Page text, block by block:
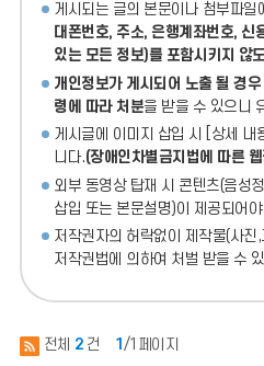
게시되는 글의 본문이나 첨부파일
대폰번호, 주소, 은행계좌번호, 신
있는 모든 정보)를 포함시키지 않
개인정보가 게시되어 노출 될 경
령에 따라 처분을 받을 수 있으니
게시글에 이미지 삽입 시 [상세 내
니다.(장애인차별금지법에 따른
외부 동영상 탑재 시 콘텐츠(음성
삽입 또는 본문설명)이 제공되어
저작권자의 허락없이 제작물(사
저작권법에 의하여 처벌 받을 수
전체 2 건 1 /1페이지